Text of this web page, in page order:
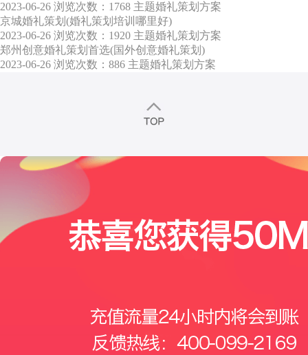
2023-06-26 浏览次数：1768 主题婚礼策划方案
京城婚礼策划(婚礼策划培训哪里好)
2023-06-26 浏览次数：1920 主题婚礼策划方案
郑州创意婚礼策划首选(国外创意婚礼策划)
2023-06-26 浏览次数：886 主题婚礼策划方案